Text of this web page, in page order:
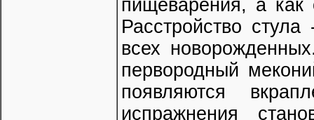
пищеварения, а как
Расстройство
всех
первородный
появляются
испражнения